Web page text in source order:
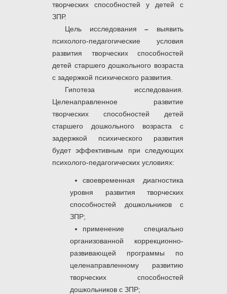
творческих способностей у детей с
ЗПР.
Цель исследования – выявить
психолого-педагогические условия
развития творческих способностей
детей старшего дошкольного возраста
с задержкой психического развития.
Гипотеза исследования.
Целенаправленное развитие
творческих способностей детей
старшего дошкольного возраста с
задержкой психического развития
будет эффективным при следующих
психолого-педагогических условиях:
своевременная диагностика
уровня развития творческих
способностей дошкольников с
ЗПР;
применение специально
организованной коррекционно-
развивающей программы по
целенаправленному развитию
творческих способностей
дошкольников с ЗПР;